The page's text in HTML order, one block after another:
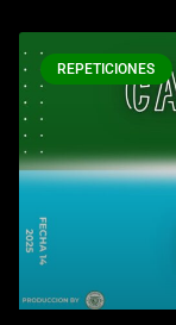
REPETICIONES